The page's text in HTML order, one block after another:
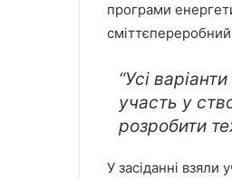
програми
“Усі
участь у
розробити
У засіданні